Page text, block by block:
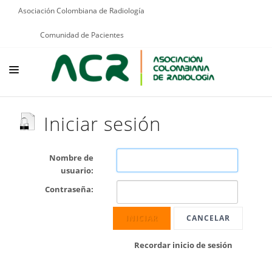
Asociación Colombiana de Radiología
Comunidad de Pacientes
EDUCACIÓN
PUBLICACIONES
PROGRAMAS INSTITUCIONALES
PROGRAMAS POR PATOLOGÍAS
Iniciar sesión
Nombre de
usuario:
Contraseña:
INICIAR CANCELAR
Recordar inicio de sesión